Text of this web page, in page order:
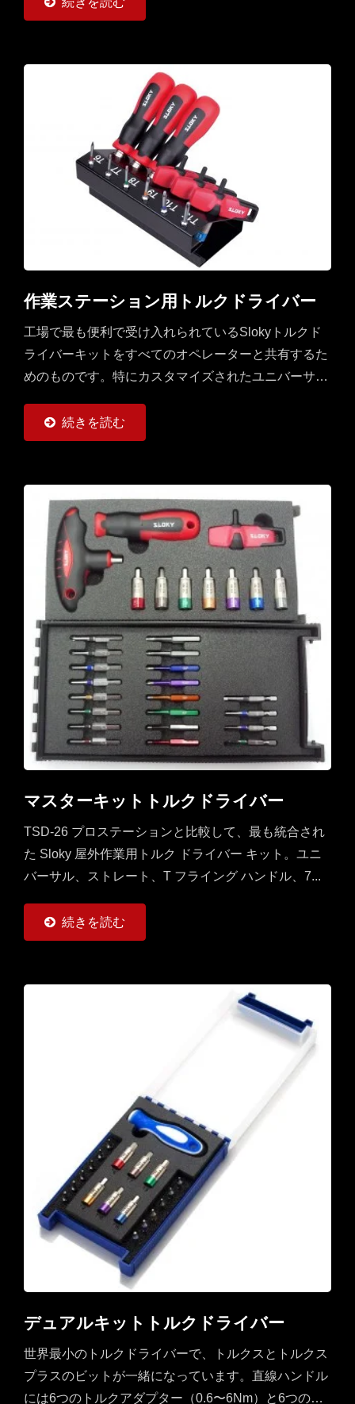
作業ステーション用トルクドライバー
工場で最も便利で受け入れられているSlokyトルクド
ライバーキットをすべてのオペレーターと共有するた
めのものです。特にカスタマイズされたユニバーサル
6Nm）と25mmおよび50mmのビット（トルクスとト
ルクスプラス）が各6個ずつ用意されています。CNC
やすいです。（TORX®およびTORX...
続きを読む
マスターキットトルクドライバー
TSD-26 プロステーションと比較して、最も統合され
た Sloky 屋外作業用トルク ドライバー キット。ユニ
バーサル、ストレート、T フライング ハンドル、7...
続きを読む
デュアルキットトルクドライバー
世界最小のトルクドライバーで、トルクスとトルクス
プラスのビットが一緒になっています。直線ハンドル
には6つのトルクアダプター（0.6〜6Nm）と6つのト